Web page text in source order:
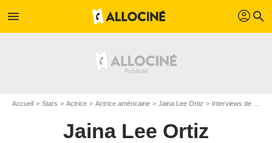
menu profil search
Accueil Stars Actrice Actrice américaine Jaina Lee Ortiz Interviews de Jaina Lee Ortiz
Jaina Lee Ortiz